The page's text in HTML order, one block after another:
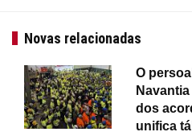
Novas relacionadas
O
dos
unifica